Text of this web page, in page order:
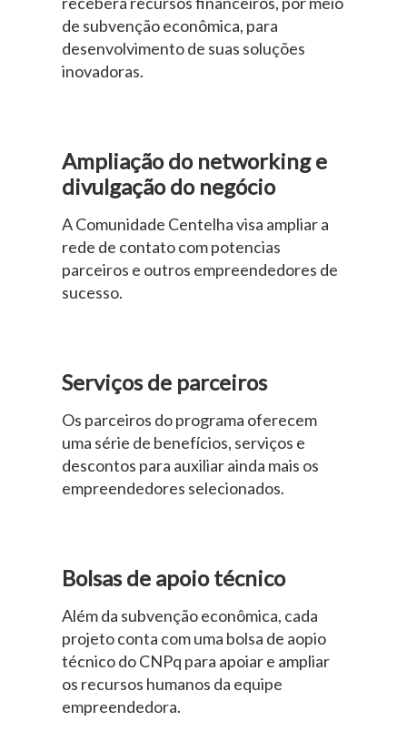
de subvenção econômica, para
desenvolvimento de suas soluções
inovadoras.
Ampliação do networking e
divulgação do negócio
A Comunidade Centelha visa ampliar a
rede de contato com potencias
parceiros e outros empreendedores de
sucesso.
Serviços de parceiros
Os parceiros do programa oferecem
uma série de benefícios, serviços e
descontos para auxiliar ainda mais os
empreendedores selecionados.
Bolsas de apoio técnico
Além da subvenção econômica, cada
projeto conta com uma bolsa de aopio
técnico do CNPq para apoiar e ampliar
os recursos humanos da equipe
empreendedora.